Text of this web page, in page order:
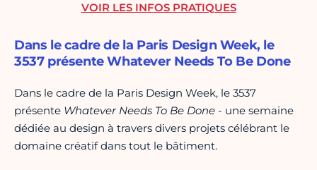
Dans le cadre de la Paris Design Week, le
3537 présente Whatever Needs To Be Done
Dans le cadre de la Paris Design Week, le 3537
présente Whatever Needs To Be Done - une semaine
dédiée au design à travers divers projets célébrant le
domaine créatif dans tout le bâtiment.
VOIR LES INFOS PRATIQUES